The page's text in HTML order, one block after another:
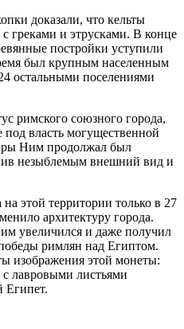
доказали, что кельты
греками и этрусками. В конце
постройки уступили
был крупным населенным
остальными поселениями
римского союзного города,
власть могущественной
Ним продолжал был
незыблемым внешний вид и
этой территории только в 27
архитектуру города.
увеличился и даже получил
римлян над Египтом.
изображения этой монеты:
с лавровыми листьями
Египет.